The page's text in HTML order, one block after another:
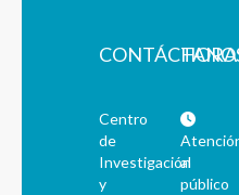
Centro
de
Investigación
y
al
público